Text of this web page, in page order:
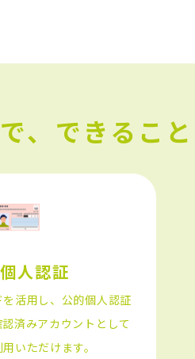
、できること
人認証
活用し、公的個人認証
済みアカウントとして
いただけます。